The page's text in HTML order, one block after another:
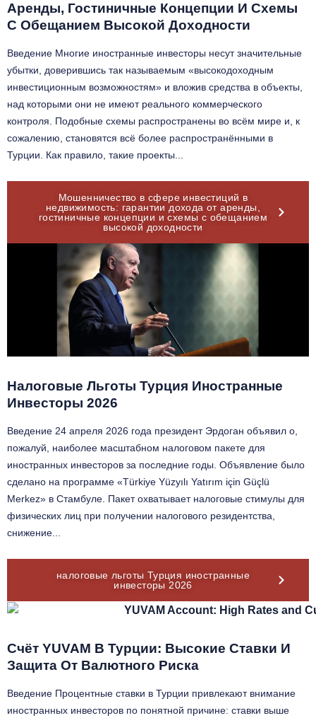
Аренды, Гостиничные Концепции И Схемы
С Обещанием Высокой Доходности
Введение Многие иностранные инвесторы несут значительные
убытки, доверившись так называемым «высокодоходным
инвестиционным возможностям» и вложив средства в объекты,
над которыми они не имеют реального коммерческого
контроля. Подобные схемы распространены во всём мире и, к
сожалению, становятся всё более распространёнными в
Турции. Как правило, такие проекты...
Мошенничество в сфере инвестиций в
недвижимость: гарантии дохода от аренды,
гостиничные концепции и схемы с обещанием
высокой доходности
Налоговые Льготы Турция Иностранные
Инвесторы 2026
Введение 24 апреля 2026 года президент Эрдоган объявил о,
пожалуй, наиболее масштабном налоговом пакете для
иностранных инвесторов за последние годы. Объявление было
сделано на программе «Türkiye Yüzyılı Yatırım için Güçlü
Merkez» в Стамбуле. Пакет охватывает налоговые стимулы для
физических лиц при получении налогового резидентства,
снижение...
налоговые льготы Турция иностранные
инвесторы 2026
Счёт YUVAM В Турции: Высокие Ставки И
Защита От Валютного Риска
Введение Процентные ставки в Турции привлекают внимание
иностранных инвесторов по понятной причине: ставки выше